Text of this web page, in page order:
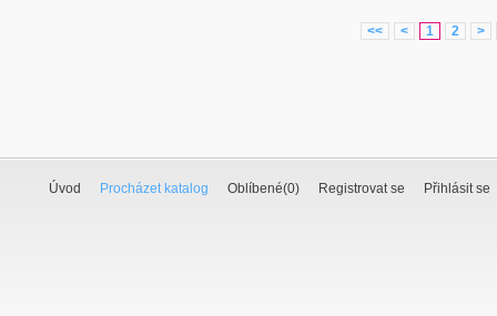
<< < 1 2 >
Úvod Procházet katalog Oblíbené(0) Registrovat se Přihlásit se